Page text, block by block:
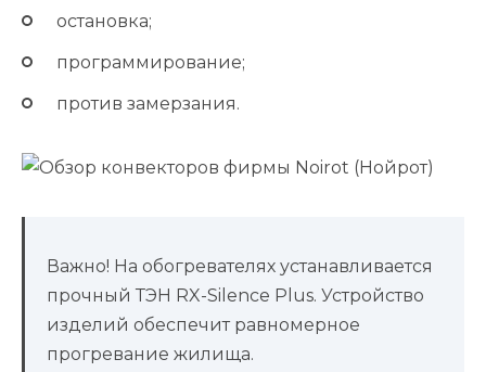
остановка;
программирование;
против замерзания.
Важно! На обогревателях устанавливается
прочный ТЭН RX-Silence Plus. Устройство
изделий обеспечит равномерное
прогревание жилища.